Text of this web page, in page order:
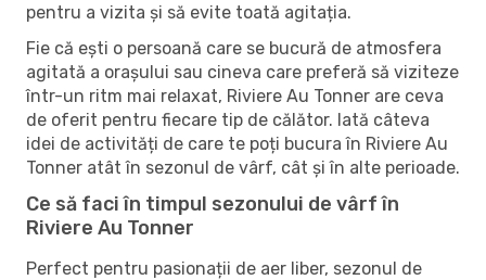
pentru a vizita și să evite toată agitația.
Fie că ești o persoană care se bucură de atmosfera
agitată a orașului sau cineva care preferă să viziteze
într-un ritm mai relaxat, Riviere Au Tonner are ceva
de oferit pentru fiecare tip de călător. Iată câteva
idei de activități de care te poți bucura în Riviere Au
Tonner atât în ​​sezonul de vârf, cât și în alte perioade.
Ce să faci în timpul sezonului de vârf în
Riviere Au Tonner
Perfect pentru pasionații de aer liber, sezonul de